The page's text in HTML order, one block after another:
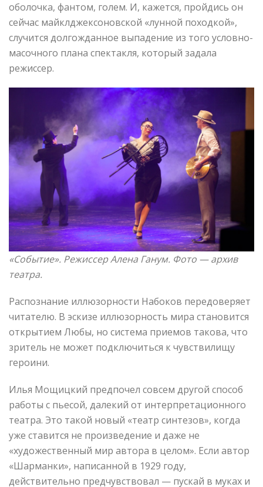
оболочка, фантом, голем. И, кажется, пройдись он
сейчас майклджексоновской «лунной походкой»,
случится долгожданное выпадение из того условно-
масочного плана спектакля, который задала
режиссер.
«Событие». Режиссер Алена Ганум. Фото —архив
театра.
Распознание иллюзорности Набоков передоверяет
читателю. В эскизе иллюзорность мира становится
открытием Любы, но система приемов такова, что
зритель не может подключиться к чувствилищу
героини.
Илья Мощицкий предпочел совсем другой способ
работы с пьесой, далекий от интерпретационного
театра. Это такой новый «театр синтезов», когда
уже ставится не произведение и даже не
«художественный мир автора в целом». Если автор
«Шарманки», написанной в 1929 году,
действительно предчувствовал — пускай в муках и